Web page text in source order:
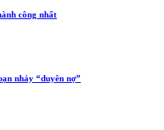
công nhất
nhảy “duyên nợ”